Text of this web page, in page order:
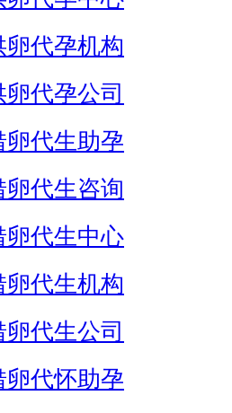
卵代孕机构
代孕公司
卵代生助孕
卵代生咨询
卵代生中心
卵代生机构
代生公司
卵代怀助孕